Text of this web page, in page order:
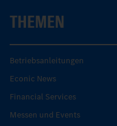
THEMEN
Betriebsanleitungen
Econic News
Financial Services
Messen und Events